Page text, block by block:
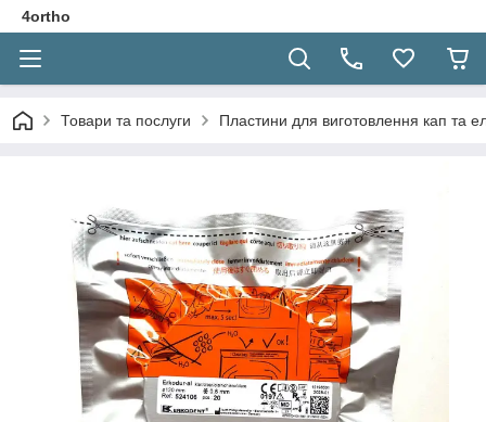
4ortho
Товари та послуги Пластини для виготовлення кап та